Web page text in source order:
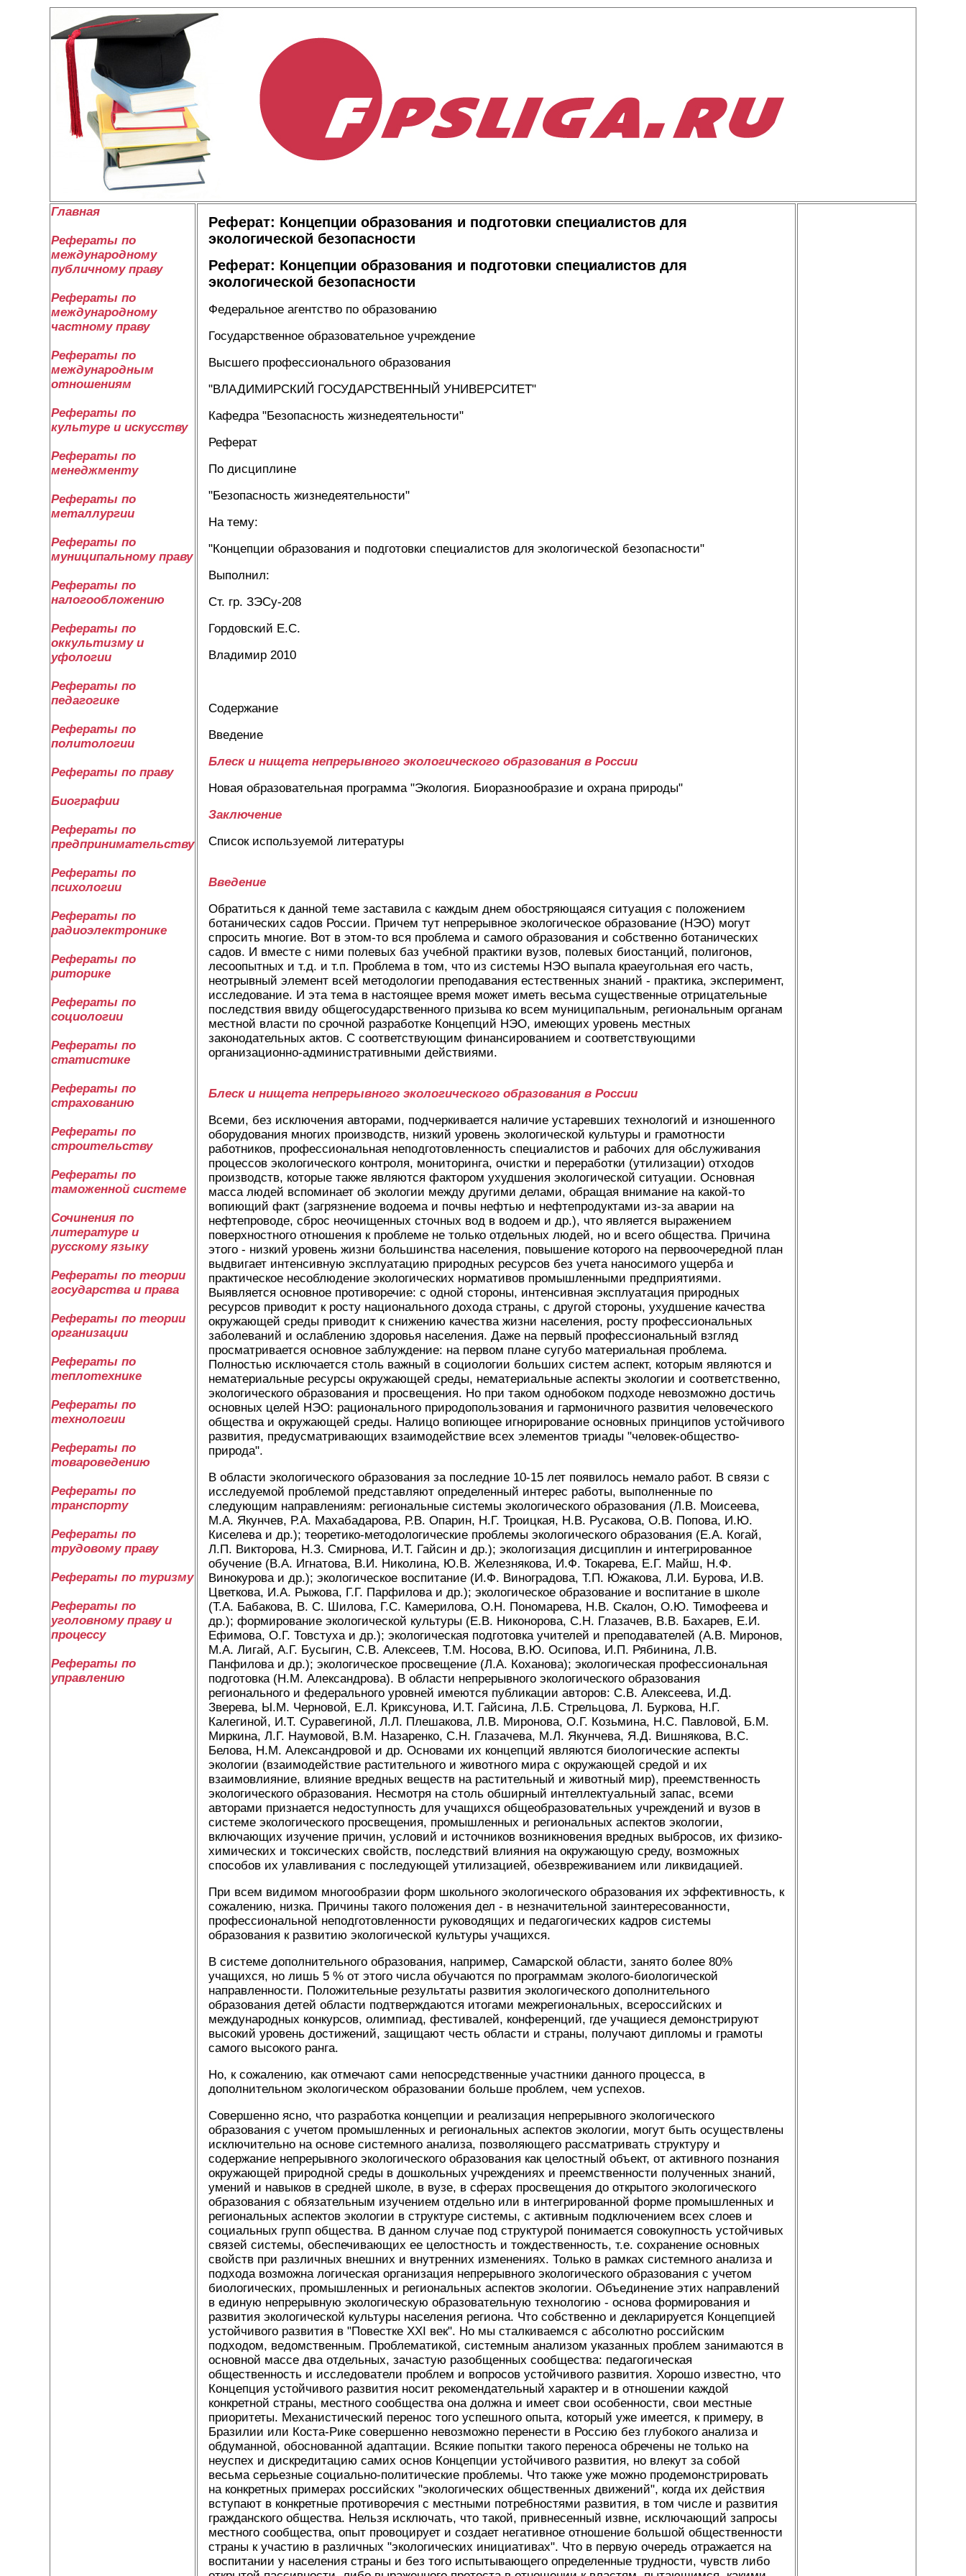
Главная
Рефераты по
международному
публичному праву
Рефераты по
международному
частному праву
Рефераты по
международным
отношениям
Рефераты по
культуре и искусству
Рефераты по
менеджменту
Рефераты по
металлургии
Рефераты по
муниципальному праву
Рефераты по
налогообложению
Рефераты по
оккультизму и
уфологии
Рефераты по
педагогике
Рефераты по
политологии
Рефераты по праву
Биографии
Рефераты по
предпринимательству
Рефераты по
психологии
Рефераты по
радиоэлектронике
Рефераты по
риторике
Рефераты по
социологии
Рефераты по
статистике
Рефераты по
страхованию
Рефераты по
строительству
Рефераты по
таможенной системе
Сочинения по
литературе и
русскому языку
Рефераты по теории
государства и права
Рефераты по теории
организации
Рефераты по
теплотехнике
Рефераты по
технологии
Рефераты по
товароведению
Рефераты по
транспорту
Рефераты по
трудовому праву
Рефераты по туризму
Рефераты по
уголовному праву и
процессу
Рефераты по
управлению
Реферат: Концепции образования и подготовки специалистов для
экологической безопасности
Реферат: Концепции образования и подготовки специалистов для
экологической безопасности
Федеральное агентство по образованию
Государственное образовательное учреждение
Высшего профессионального образования
"ВЛАДИМИРСКИЙ ГОСУДАРСТВЕННЫЙ УНИВЕРСИТЕТ"
Кафедра "Безопасность жизнедеятельности"
Реферат
По дисциплине
"Безопасность жизнедеятельности"
На тему:
"Концепции образования и подготовки специалистов для экологической безопасности"
Выполнил:
Ст. гр. ЗЭСу-208
Гордовский Е.С.
Владимир 2010
Содержание
Введение
Блеск и нищета непрерывного экологического образования в России
Новая образовательная программа "Экология. Биоразнообразие и охрана природы"
Заключение
Список используемой литературы
Введение
Обратиться к данной теме заставила с каждым днем обостряющаяся ситуация с положением
ботанических садов России. Причем тут непрерывное экологическое образование (НЭО) могут
спросить многие. Вот в этом-то вся проблема и самого образования и собственно ботанических
садов. И вместе с ними полевых баз учебной практики вузов, полевых биостанций, полигонов,
лесоопытных и т.д. и т.п. Проблема в том, что из системы НЭО выпала краеугольная его часть,
неотрывный элемент всей методологии преподавания естественных знаний - практика, эксперимент,
исследование. И эта тема в настоящее время может иметь весьма существенные отрицательные
последствия ввиду общегосударственного призыва ко всем муниципальным, региональным органам
местной власти по срочной разработке Концепций НЭО, имеющих уровень местных
законодательных актов. С соответствующим финансированием и соответствующими
организационно-административными действиями.
Блеск и нищета непрерывного экологического образования в России
Всеми, без исключения авторами, подчеркивается наличие устаревших технологий и изношенного
оборудования многих производств, низкий уровень экологической культуры и грамотности
работников, профессиональная неподготовленность специалистов и рабочих для обслуживания
процессов экологического контроля, мониторинга, очистки и переработки (утилизации) отходов
производств, которые также являются фактором ухудшения экологической ситуации. Основная
масса людей вспоминает об экологии между другими делами, обращая внимание на какой-то
вопиющий факт (загрязнение водоема и почвы нефтью и нефтепродуктами из-за аварии на
нефтепроводе, сброс неочищенных сточных вод в водоем и др.), что является выражением
поверхностного отношения к проблеме не только отдельных людей, но и всего общества. Причина
этого - низкий уровень жизни большинства населения, повышение которого на первоочередной план
выдвигает интенсивную эксплуатацию природных ресурсов без учета наносимого ущерба и
практическое несоблюдение экологических нормативов промышленными предприятиями.
Выявляется основное противоречие: с одной стороны, интенсивная эксплуатация природных
ресурсов приводит к росту национального дохода страны, с другой стороны, ухудшение качества
окружающей среды приводит к снижению качества жизни населения, росту профессиональных
заболеваний и ослаблению здоровья населения. Даже на первый профессиональный взгляд
просматривается основное заблуждение: на первом плане сугубо материальная проблема.
Полностью исключается столь важный в социологии больших систем аспект, которым являются и
нематериальные ресурсы окружающей среды, нематериальные аспекты экологии и соответственно,
экологического образования и просвещения. Но при таком однобоком подходе невозможно достичь
основных целей НЭО: рационального природопользования и гармоничного развития человеческого
общества и окружающей среды. Налицо вопиющее игнорирование основных принципов устойчивого
развития, предусматривающих взаимодействие всех элементов триады "человек-общество-
природа".
В области экологического образования за последние 10-15 лет появилось немало работ. В связи с
исследуемой проблемой представляют определенный интерес работы, выполненные по
следующим направлениям: региональные системы экологического образования (Л.В. Моисеева,
М.А. Якунчев, Р.А. Махабадарова, Р.В. Опарин, Н.Г. Троицкая, Н.В. Русакова, О.В. Попова, И.Ю.
Киселева и др.); теоретико-методологические проблемы экологического образования (Е.А. Когай,
Л.П. Викторова, Н.З. Смирнова, И.Т. Гайсин и др.); экологизация дисциплин и интегрированное
обучение (В.А. Игнатова, В.И. Николина, Ю.В. Железнякова, И.Ф. Токарева, Е.Г. Майш, Н.Ф.
Винокурова и др.); экологическое воспитание (И.Ф. Виноградова, Т.П. Южакова, Л.И. Бурова, И.В.
Цветкова, И.А. Рыжова, Г.Г. Парфилова и др.); экологическое образование и воспитание в школе
(Т.А. Бабакова, B. C. Шилова, Г.С. Камерилова, О.Н. Пономарева, Н.В. Скалон, О.Ю. Тимофеева и
др.); формирование экологической культуры (Е.В. Никонорова, С.Н. Глазачев, В.В. Бахарев, Е.И.
Ефимова, О.Г. Товстуха и др.); экологическая подготовка учителей и преподавателей (А.В. Миронов,
М.А. Лигай, А.Г. Бусыгин, С.В. Алексеев, Т.М. Носова, В.Ю. Осипова, И.П. Рябинина, Л.В.
Панфилова и др.); экологическое просвещение (Л.А. Коханова); экологическая профессиональная
подготовка (Н.М. Александрова). В области непрерывного экологического образования
регионального и федерального уровней имеются публикации авторов: С.В. Алексеева, И.Д.
Зверева, Ы.М. Черновой, Е.Л. Криксунова, И.Т. Гайсина, Л.Б. Стрельцова, Л. Буркова, Н.Г.
Калегиной, И.Т. Суравегиной, Л.Л. Плешакова, Л.В. Миронова, О.Г. Козьмина, Н.С. Павловой, Б.М.
Миркина, Л.Г. Наумовой, В.М. Назаренко, С.Н. Глазачева, М.Л. Якунчева, Я.Д. Вишнякова, В.С.
Белова, Н.М. Александровой и др. Основами их концепций являются биологические аспекты
экологии (взаимодействие растительного и животного мира с окружающей средой и их
взаимовлияние, влияние вредных веществ на растительный и животный мир), преемственность
экологического образования. Несмотря на столь обширный интеллектуальный запас, всеми
авторами признается недоступность для учащихся общеобразовательных учреждений и вузов в
системе экологического просвещения, промышленных и региональных аспектов экологии,
включающих изучение причин, условий и источников возникновения вредных выбросов, их физико-
химических и токсических свойств, последствий влияния на окружающую среду, возможных
способов их улавливания с последующей утилизацией, обезвреживанием или ликвидацией.
При всем видимом многообразии форм школьного экологического образования их эффективность, к
сожалению, низка. Причины такого положения дел - в незначительной заинтересованности,
профессиональной неподготовленности руководящих и педагогических кадров системы
образования к развитию экологической культуры учащихся.
В системе дополнительного образования, например, Самарской области, занято более 80%
учащихся, но лишь 5 % от этого числа обучаются по программам эколого-биологической
направленности. Положительные результаты развития экологического дополнительного
образования детей области подтверждаются итогами межрегиональных, всероссийских и
международных конкурсов, олимпиад, фестивалей, конференций, где учащиеся демонстрируют
высокий уровень достижений, защищают честь области и страны, получают дипломы и грамоты
самого высокого ранга.
Но, к сожалению, как отмечают сами непосредственные участники данного процесса, в
дополнительном экологическом образовании больше проблем, чем успехов.
Совершенно ясно, что разработка концепции и реализация непрерывного экологического
образования с учетом промышленных и региональных аспектов экологии, могут быть осуществлены
исключительно на основе системного анализа, позволяющего рассматривать структуру и
содержание непрерывного экологического образования как целостный объект, от активного познания
окружающей природной среды в дошкольных учреждениях и преемственности полученных знаний,
умений и навыков в средней школе, в вузе, в сферах просвещения до открытого экологического
образования с обязательным изучением отдельно или в интегрированной форме промышленных и
региональных аспектов экологии в структуре системы, с активным подключением всех слоев и
социальных групп общества. В данном случае под структурой понимается совокупность устойчивых
связей системы, обеспечивающих ее целостность и тождественность, т.е. сохранение основных
свойств при различных внешних и внутренних изменениях. Только в рамках системного анализа и
подхода возможна логическая организация непрерывного экологического образования с учетом
биологических, промышленных и региональных аспектов экологии. Объединение этих направлений
в единую непрерывную экологическую образовательную технологию - основа формирования и
развития экологической культуры населения региона. Что собственно и декларируется Концепцией
устойчивого развития в "Повестке XXI век". Но мы сталкиваемся с абсолютно российским
подходом, ведомственным. Проблематикой, системным анализом указанных проблем занимаются в
основной массе два отдельных, зачастую разобщенных сообщества: педагогическая
общественность и исследователи проблем и вопросов устойчивого развития. Хорошо известно, что
Концепция устойчивого развития носит рекомендательный характер и в отношении каждой
конкретной страны, местного сообщества она должна и имеет свои особенности, свои местные
приоритеты. Механистический перенос того успешного опыта, который уже имеется, к примеру, в
Бразилии или Коста-Рике совершенно невозможно перенести в Россию без глубокого анализа и
обдуманной, обоснованной адаптации. Всякие попытки такого переноса обречены не только на
неуспех и дискредитацию самих основ Концепции устойчивого развития, но влекут за собой
весьма серьезные социально-политические проблемы. Что также уже можно продемонстрировать
на конкретных примерах российских "экологических общественных движений", когда их действия
вступают в конкретные противоречия с местными потребностями развития, в том числе и развития
гражданского общества. Нельзя исключать, что такой, привнесенный извне, исключающий запросы
местного сообщества, опыт провоцирует и создает негативное отношение большой общественности
страны к участию в различных "экологических инициативах". Что в первую очередь отражается на
воспитании у населения страны и без того испытывающего определенные трудности, чувств либо